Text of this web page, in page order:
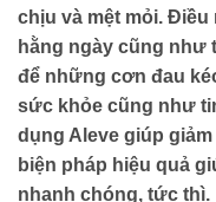
chịu và mệt mỏi.
hằng ngày cũng như
để những cơn đau
sức khỏe cũng như
dụng Aleve giúp
biện pháp hiệu quả
nhanh chóng, tức thì.